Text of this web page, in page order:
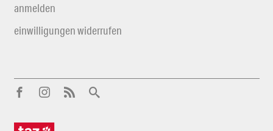
anmelden
einwilligungen widerrufen